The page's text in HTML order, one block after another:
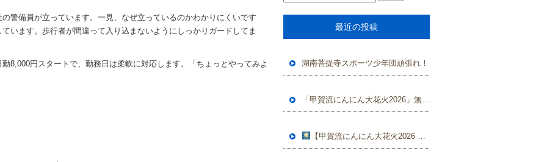
警備員が立っています。一見、なぜ立っているのかわかりにくいです
います。歩行者が間違って入り込まないようにしっかりガードしてま
8,000円スタートで、勤務日は柔軟に対応します。「ちょっとやってみよ
最近の投稿
湖南菩提寺スポーツ少年団頑張れ！
「甲賀流にんにん大花火2026」無事に終了しました。
【甲賀流にんにん大花火2026 開催のお知らせ】